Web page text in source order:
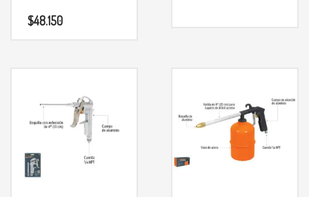
$48.150